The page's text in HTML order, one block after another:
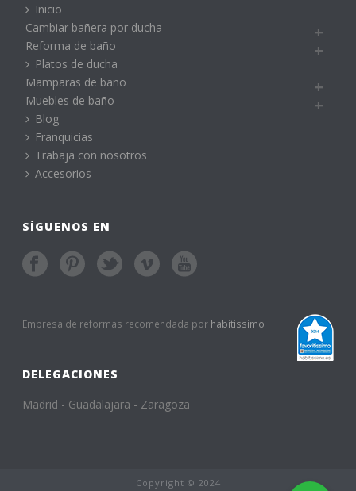
Inicio
Cambiar bañera por ducha
Reforma de baño
Platos de ducha
Mamparas de baño
Muebles de baño
Blog
Franquicias
Trabaja con nosotros
Accesorios
SÍGUENOS EN
Empresa de reformas recomendada por habitissimo
DELEGACIONES
Madrid - Guadalajara - Zaragoza
Copyright © 2024